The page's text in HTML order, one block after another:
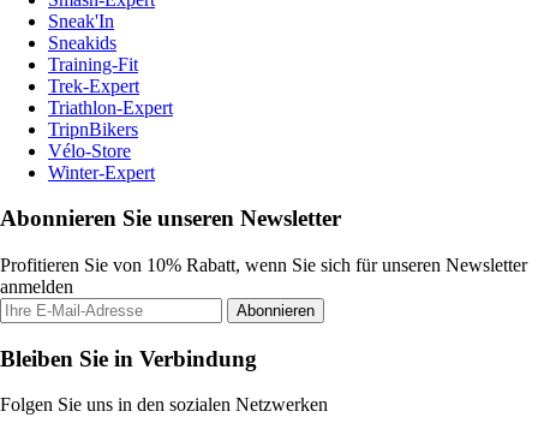
Sneak'In
Sneakids
Training-Fit
Trek-Expert
Triathlon-Expert
TripnBikers
Vélo-Store
Winter-Expert
Abonnieren Sie unseren Newsletter
Profitieren Sie von 10% Rabatt, wenn Sie sich für unseren Newsletter
anmelden
Abonnieren
Bleiben Sie in Verbindung
Folgen Sie uns in den sozialen Netzwerken